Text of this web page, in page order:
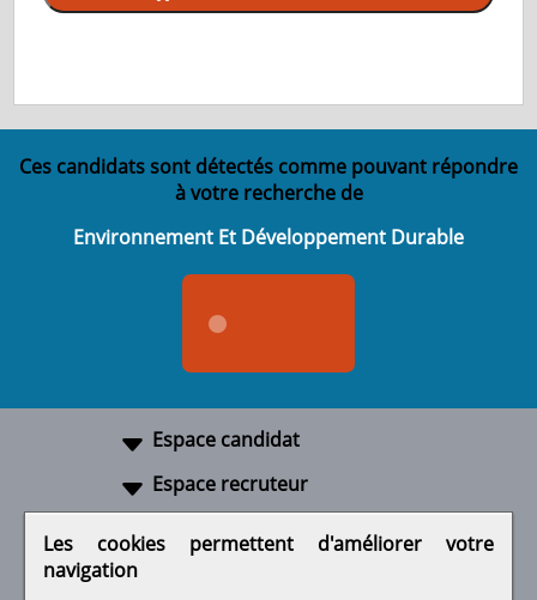
Ces candidats sont détectés comme pouvant répondre
à votre recherche de
Environnement Et Développement Durable
Espace candidat
Espace recruteur
Les cookies permettent d'améliorer votre
navigation